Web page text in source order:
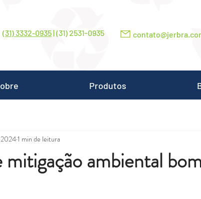
(31) 3332-0935| (31) 2531-0935
mitigação ambiental
20241 min de leitura
Produtos